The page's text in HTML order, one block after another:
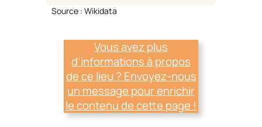
Source : Wikidata
Vous avez plus
d’informations à propos
de ce lieu ? Envoyez-nous
un message pour enrichir
le contenu de cette page !